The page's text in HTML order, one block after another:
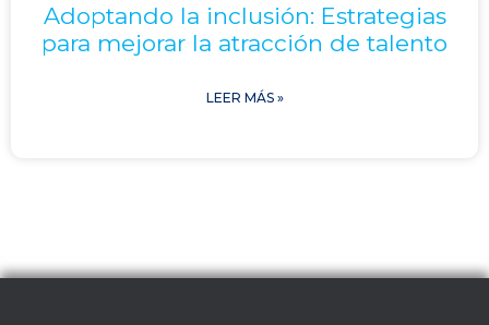
Adoptando la inclusión: Estrategias
para mejorar la atracción de talento
LEER MÁS »